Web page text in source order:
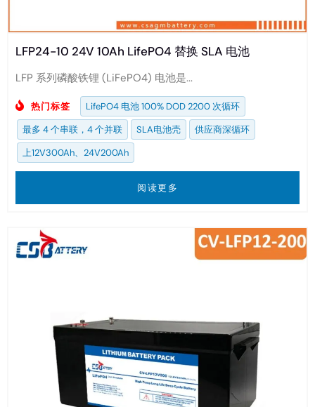
LFP24-10 24V 10Ah LifePO4 替换 SLA 电池
LFP 系列磷酸铁锂 (LiFePO4) 电池是...
热门标签
LifePO4 电池 100% DOD 2200 次循环
最多 4 个串联，4 个并联
SLA电池壳
供应商深循环
上12V300Ah、24V200Ah
阅读更多